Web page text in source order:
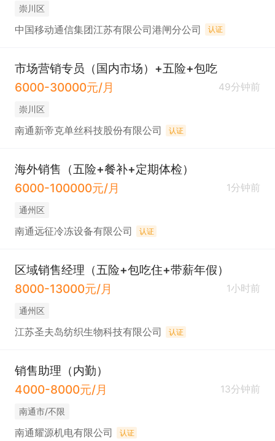
崇川区
中国移动通信集团江苏有限公司港闸分公司 认证
市场营销专员（国内市场）+五险+包吃
6000-30000元/月
49分钟前
崇川区
南通新帝克单丝科技股份有限公司 认证
海外销售（五险+餐补+定期体检）
6000-100000元/月
1分钟前
通州区
南通远征冷冻设备有限公司 认证
区域销售经理（五险+包吃住+带薪年假）
8000-13000元/月
1小时前
通州区
江苏圣夫岛纺织生物科技有限公司 认证
销售助理（内勤）
4000-8000元/月
13分钟前
南通市/不限
南通耀源机电有限公司 认证